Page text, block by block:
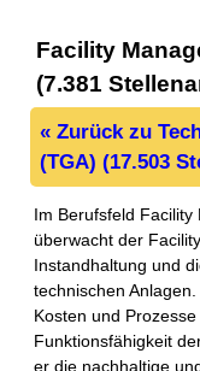
Facility
(7.381
« Zurück zu
(TGA) (17.503
Im Berufsfeld
überwacht der
Instandhaltung und
technischen
Kosten und
Funktionsfähigkeit
er die nachhaltige